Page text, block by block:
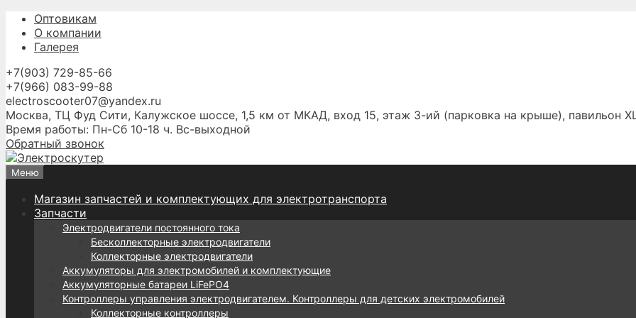
Перейти
содержимому
Оптовикам
О компании
Галерея
+7(903) 729-85-66
+7(966) 083-99-88
electroscooter07@yandex.ru
Москва, ТЦ Фуд Сити, Калужское шоссе, 1,5 км от МКАД, вход 15, этаж 3-ий (парковка на крыше), павильон
Время работы: Пн-Сб 10-18 ч. Вс-выходной
Обратный звонок
Меню
Магазин запчастей и комплектующих для электротранспорта
Запчасти
Электродвигатели постоянного тока
Бесколлекторные электродвигатели
Коллекторные электродвигатели
Аккумуляторы для электромобилей и комплектующие
Аккумуляторные батареи LiFePO4
Контроллеры управления электродвигателем. Контроллеры для детских электромобилей
Коллекторные контроллеры